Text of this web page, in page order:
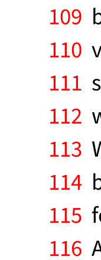
109
110
111
112
113
114
115
116